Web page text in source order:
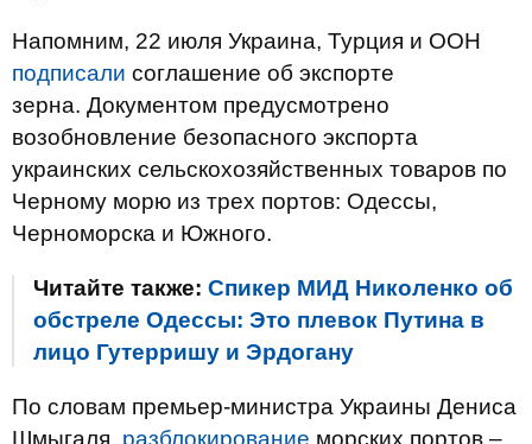
Напомним, 22 июля Украина, Турция и ООН
подписали соглашение об экспорте
зерна. Документом предусмотрено
возобновление безопасного экспорта
украинских сельскохозяйственных товаров по
Черному морю из трех портов: Одессы,
Черноморска и Южного.
Читайте также: Спикер МИД Николенко об
обстреле Одессы: Это плевок Путина в
лицо Гутерришу и Эрдогану
По словам премьер-министра Украины Дениса
Шмыгаля, разблокирование морских портов –